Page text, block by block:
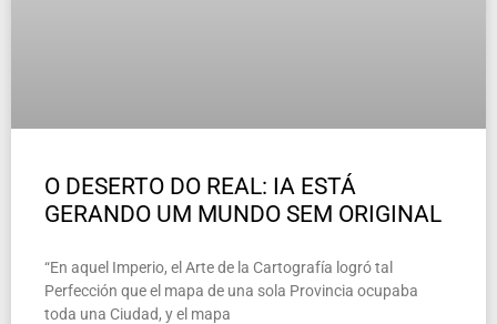
O DESERTO DO REAL: IA ESTÁ
GERANDO UM MUNDO SEM ORIGINAL
“En aquel Imperio, el Arte de la Cartografía logró tal
Perfección que el mapa de una sola Provincia ocupaba
toda una Ciudad, y el mapa